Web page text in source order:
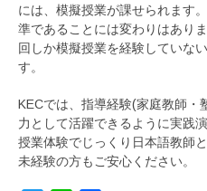
には、模擬授業が課せられます
準であることには変わりはあり
回しか模擬授業を経験していな
す。
KECでは、指導経験(家庭教師・
力として活躍できるように実践
授業体験でじっくり日本語教師
未経験の方もご安心ください。